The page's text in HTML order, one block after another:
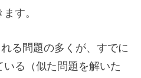
す。
る問題の多くが、すでに
る（似た問題を解いた